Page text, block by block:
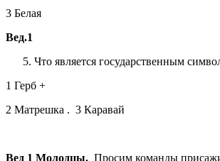
3 Белая
Вед.1
Что является государственным
1 Герб +
2 Матрешка . 3 Каравай
Вед 1 Молодцы. Просим команды